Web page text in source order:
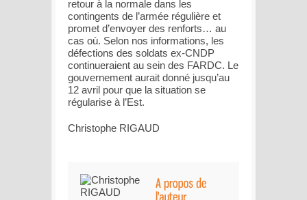
retour à la normale dans les
contingents de l’armée régulière et
promet d’envoyer des renforts… au
cas où. Selon nos informations, les
défections des soldats ex-CNDP
continueraient au sein des FARDC. Le
gouvernement aurait donné jusqu’au
12 avril pour que la situation se
régularise à l’Est.
Christophe RIGAUD